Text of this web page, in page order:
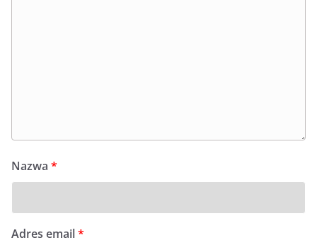
Nazwa *
Adres email*